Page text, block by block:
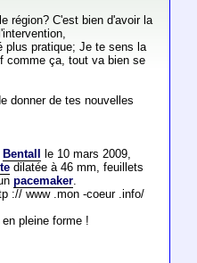
région? C'est bien d'avoir la
plus pratique; Je te sens la
comme ça, tout va bien se
donner de tes nouvelles
Bentall
le 10 mars 2009,
dilatée à 46 mm, feuillets
pacemaker.
:// www .mon -coeur .info/
pleine forme !